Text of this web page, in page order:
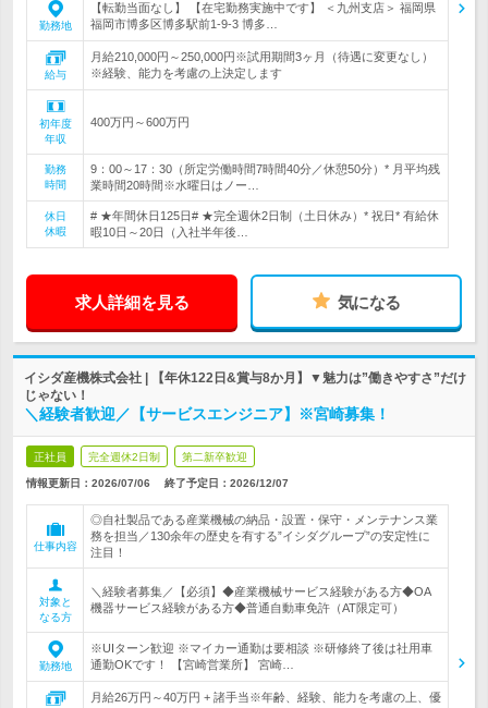
勤務地
【転勤当面なし】 【在宅勤務実施中です】 ＜九州支店＞ 福岡県
福岡市博多区博多駅前1-9-3 博多…
給与
月給210,000円～250,000円※試用期間3ヶ月（待遇に変更なし）
※経験、能力を考慮の上決定します
初年度
年収
400万円～600万円
勤務
時間
9：00～17：30（所定労働時間7時間40分／休憩50分）* 月平均残
業時間20時間※水曜日はノー…
休日
休暇
# ★年間休日125日# ★完全週休2日制（土日休み）* 祝日* 有給休
暇10日～20日（入社半年後…
求人詳細を見る 気になる
イシダ産機株式会社 | 【年休122日&賞与8か月】▼魅力は”働きやすさ”だけ
じゃない！
＼経験者歓迎／【サービスエンジニア】※宮崎募集！
正社員 完全週休2日制 第二新卒歓迎
情報更新日：2026/07/06 終了予定日： 2026/12/07
仕事内容
◎自社製品である産業機械の納品・設置・保守・メンテナンス業
務を担当／130余年の歴史を有する”イシダグループ”の安定性に
注目！
対象と
なる方
＼経験者募集／【必須】◆産業機械サービス経験がある方◆OA
機器サービス経験がある方◆普通自動車免許（AT限定可）
勤務地
※UIターン歓迎 ※マイカー通勤は要相談 ※研修終了後は社用車
通勤OKです！ 【宮崎営業所】 宮崎…
月給26万円～40万円 + 諸手当※年齢、経験、能力を考慮の上、優